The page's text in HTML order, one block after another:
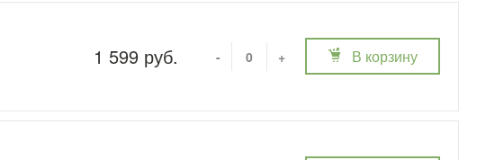
1 599 руб. - + В корзину